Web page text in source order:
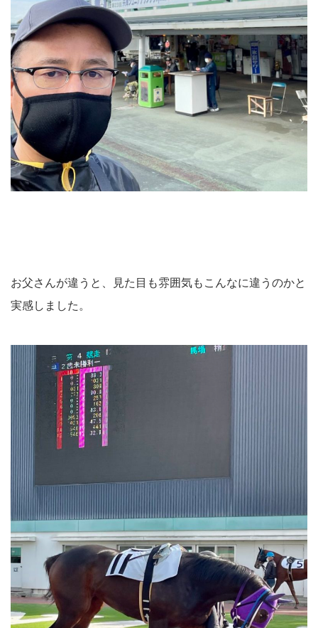
お父さんが違うと、見た目も雰囲気もこんなに違うのかと
実感しました。